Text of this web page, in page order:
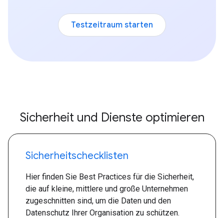
Testzeitraum starten
Sicherheit und Dienste optimieren
Sicherheitschecklisten
Hier finden Sie Best Practices für die Sicherheit,
die auf kleine, mittlere und große Unternehmen
zugeschnitten sind, um die Daten und den
Datenschutz Ihrer Organisation zu schützen.